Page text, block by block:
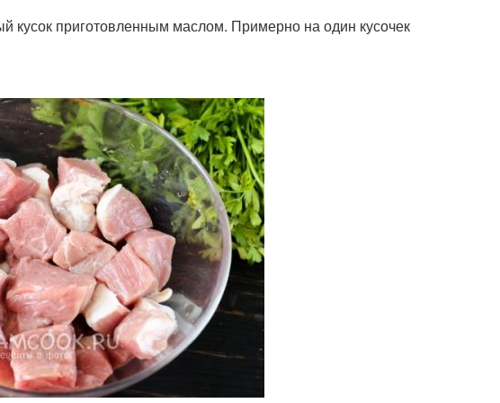
приготовленным маслом. Примерно на один кусочек